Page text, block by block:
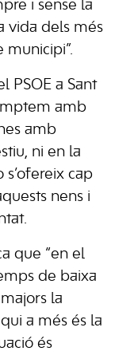
i sense la
vida dels més
municipi”.
PSOE a Sant
amb
amb
ni en la
s’ofereix cap
nens i
que “en el
de baixa
la
a més és la
és